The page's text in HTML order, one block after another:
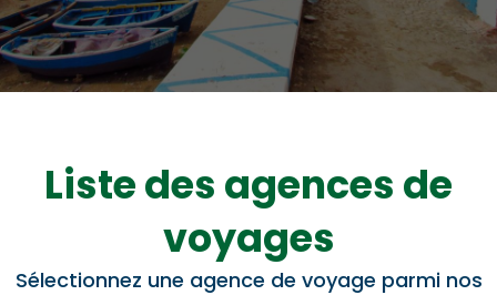
Liste des agences de
voyages
Sélectionnez une agence de voyage parmi nos